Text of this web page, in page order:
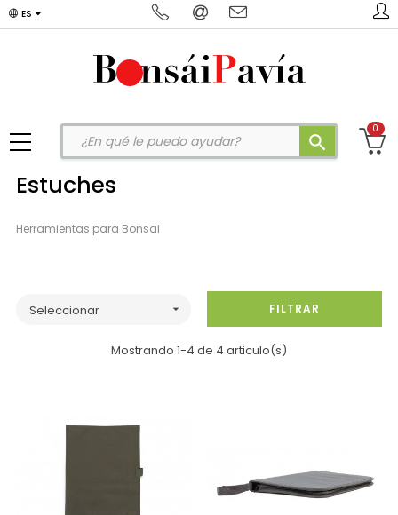
ES
search
0
Estuches
Herramientas para Bonsai
Seleccionar  FILTRAR
Mostrando 1-4 de 4 articulo(s)